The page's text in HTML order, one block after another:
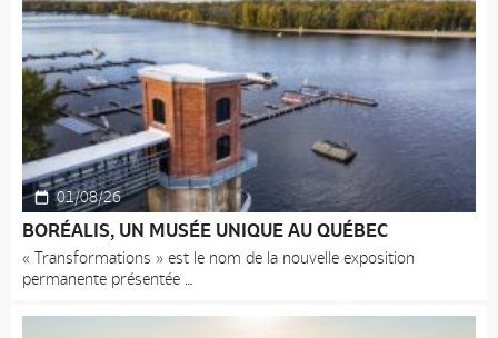
01/08/26
BORÉALIS, UN MUSÉE UNIQUE AU QUÉBEC
« Transformations » est le nom de la nouvelle exposition
permanente présentée